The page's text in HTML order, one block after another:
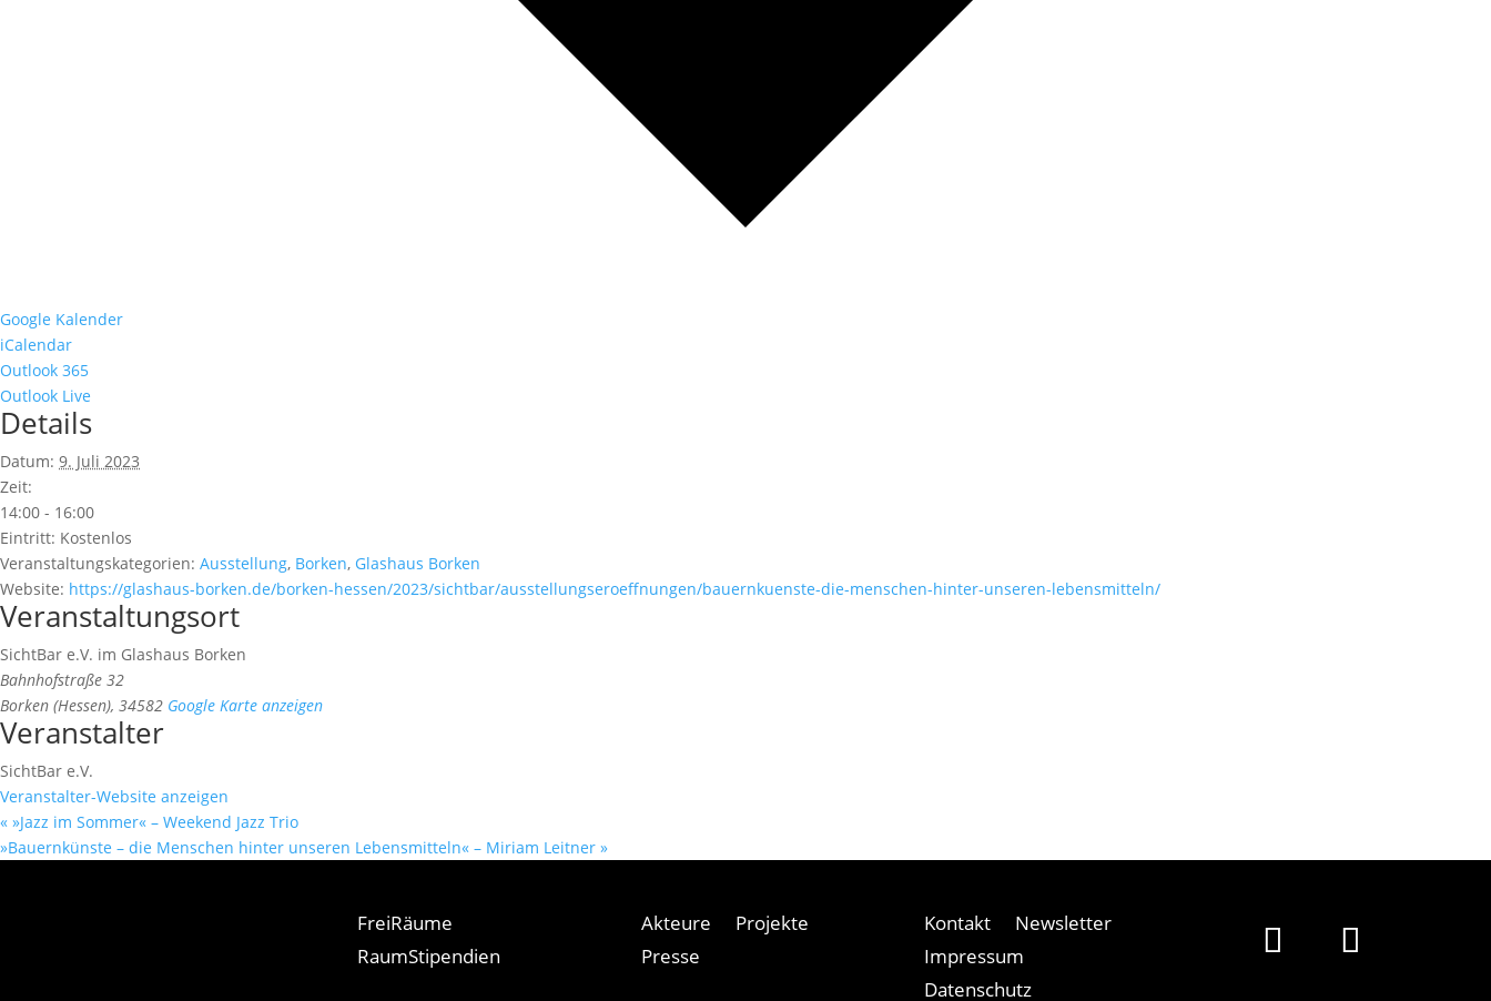
Google Kalender
iCalendar
Outlook 365
Outlook Live
Details
Datum: 9. Juli 2023
Zeit:
14:00 - 16:00
Eintritt: Kostenlos
Veranstaltungskategorien: Ausstellung, Borken, Glashaus Borken
Website: https://glashaus-borken.de/borken-hessen/2023/sichtbar/ausstellungseroeffnungen/bauernkuenste-die-menschen-hinter-unseren-lebensmitteln/
Veranstaltungsort
SichtBar e.V. im Glashaus Borken
Bahnhofstraße 32
Borken (Hessen), 34582 Google Karte anzeigen
Veranstalter
SichtBar e.V.
Veranstalter-Website anzeigen
« »Jazz im Sommer« – Weekend Jazz Trio
»Bauernkünste – die Menschen hinter unseren Lebensmitteln« – Miriam Leitner »
FreiRäume
RaumStipendien
Akteure
Projekte
Presse
Kontakt
Newsletter
Impressum
Datenschutz